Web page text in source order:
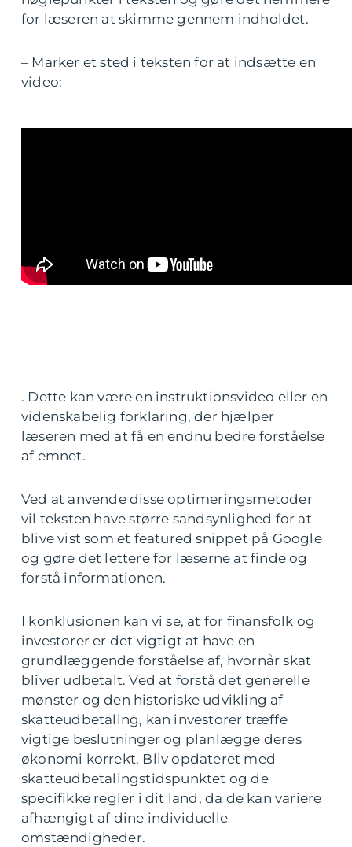
for læseren at skimme gennem indholdet.
– Marker et sted i teksten for at indsætte en
video:
. Dette kan være en instruktionsvideo eller en
videnskabelig forklaring, der hjælper
læseren med at få en endnu bedre forståelse
af emnet.
Ved at anvende disse optimeringsmetoder
vil teksten have større sandsynlighed for at
blive vist som et featured snippet på Google
og gøre det lettere for læserne at finde og
forstå informationen.
I konklusionen kan vi se, at for finansfolk og
investorer er det vigtigt at have en
grundlæggende forståelse af, hvornår skat
bliver udbetalt. Ved at forstå det generelle
mønster og den historiske udvikling af
skatteudbetaling, kan investorer træffe
vigtige beslutninger og planlægge deres
økonomi korrekt. Bliv opdateret med
skatteudbetalingstidspunktet og de
specifikke regler i dit land, da de kan variere
afhængigt af dine individuelle
omstændigheder.